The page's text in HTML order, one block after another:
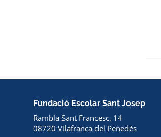
Fundació Escolar Sant Josep
Rambla Sant Francesc, 14
08720 Vilafranca del Penedès